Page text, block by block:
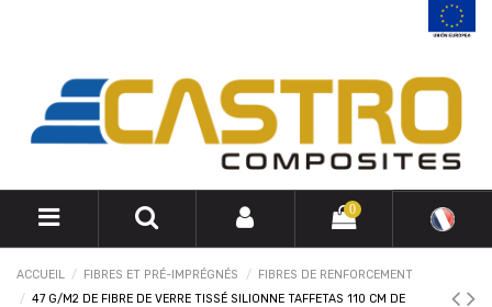
0
ACCUEIL FIBRES ET PRÉ-IMPRÉGNÉS
FIBRES DE RENFORCEMENT
47 G/M2 DE FIBRE DE VERRE TISSÉ SILIONNE TAFFETAS 110 CM DE